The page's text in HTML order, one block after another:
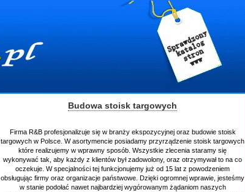
Budowa stoisk targowych
Firma R&B profesjonalizuje się w branży ekspozycyjnej oraz budowie stoisk
targowych w Polsce. W asortymencie posiadamy przyrządzenie stoisk targowych
które realizujemy w wprawny sposób. Wszystkie zlecenia staramy się
wykonywać tak, aby każdy z klientów był zadowolony, oraz otrzymywał to na co
oczekuje. W specjalności tej funkcjonujemy już od 15 lat z powodzeniem
obsługując firmy oraz organizacje państwowe. Dzięki ogromnej wprawie, jesteśmy
w stanie podołać nawet najbardziej wygórowanym żądaniom naszych